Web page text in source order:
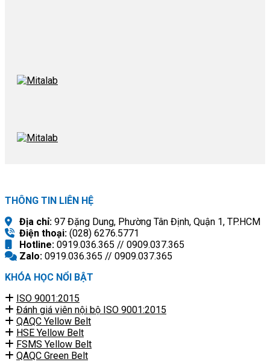
THÔNG TIN LIÊN HỆ
Địa chỉ: 97 Đặng Dung, Phường Tân Định, Quận 1, TP.HCM
Điện thoại: (028) 6276.5771
Hotline: 0919.036.365 // 0909.037.365
Zalo: 0919.036.365 // 0909.037.365
KHÓA HỌC NỔI BẬT
ISO 9001:2015
Đánh giá viên nội bộ ISO 9001:2015
QAQC Yellow Belt
HSE Yellow Belt
FSMS Yellow Belt
QAQC Green Belt